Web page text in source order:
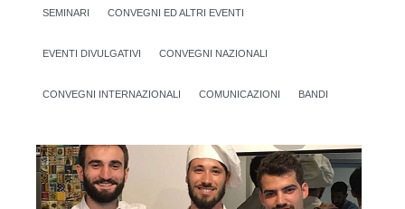
SEMINARI CONVEGNI ED ALTRI EVENTI
EVENTI DIVULGATIVI CONVEGNI NAZIONALI
CONVEGNI INTERNAZIONALI COMUNICAZIONI BANDI